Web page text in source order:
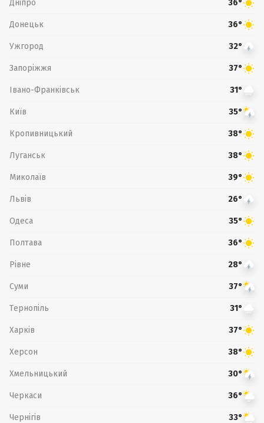
Дніпро 36°
Донецьк 36°
Ужгород 32°
Запоріжжя 37°
Івано-Франківськ 31°
Київ 35°
Кропивницький 38°
Луганськ 38°
Миколаїв 39°
Львів 26°
Одеса 35°
Полтава 36°
Рівне 28°
Суми 37°
Тернопіль 31°
Харків 37°
Херсон 38°
Хмельницький 30°
Черкаси 36°
Чернігів 33°